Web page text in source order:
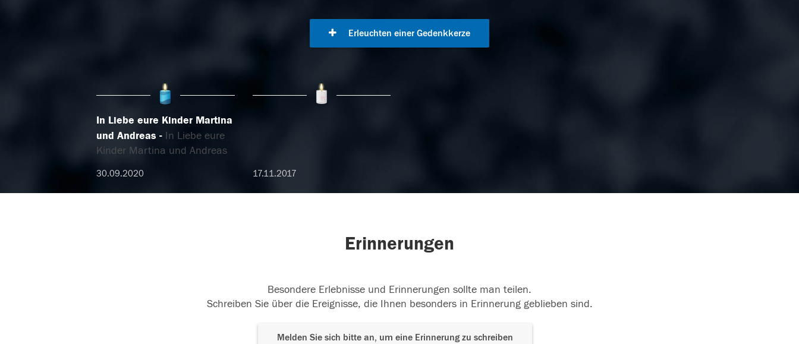
Erleuchten einer Gedenkkerze
In Liebe eure Kinder Martina
und Andreas
In Liebe eure
Kinder Martina und Andreas
30.09.2020 17.11.2017
Erinnerungen
Besondere Erlebnisse und Erinnerungen sollte man teilen.
Schreiben Sie über die Ereignisse, die Ihnen besonders in Erinnerung geblieben sind.
Melden Sie sich bitte an, um eine Erinnerung zu schreiben